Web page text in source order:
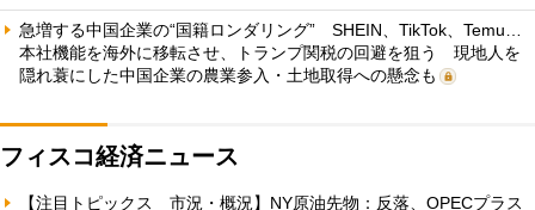
急増する中国企業の“国籍ロンダリング” SHEIN、TikTok、Temu…
本社機能を海外に移転させ、トランプ関税の回避を狙う 現地人を
隠れ蓑にした中国企業の農業参入・土地取得への懸念も
フィスコ経済ニュース
【注目トピックス 市況・概況】NY原油先物：反落、OPECプラス